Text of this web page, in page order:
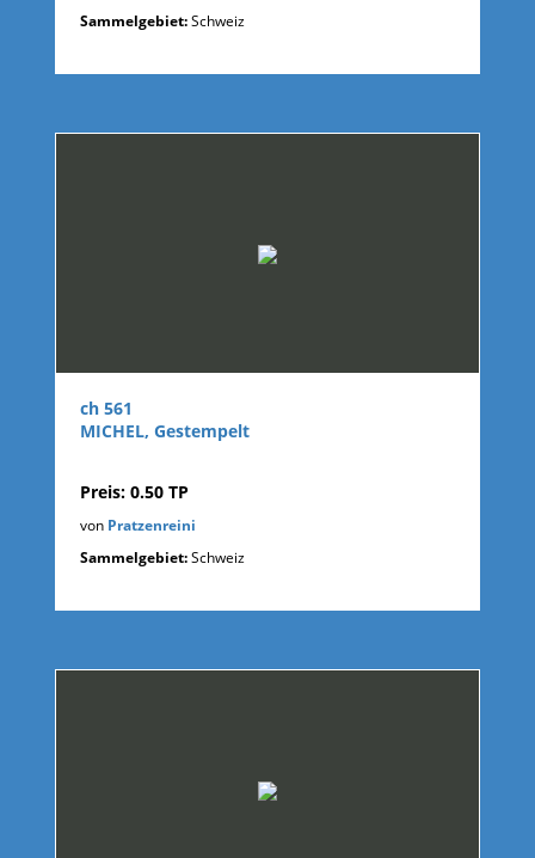
Sammelgebiet:Schweiz
ch 561
MICHEL, Gestempelt
Preis: 0.50 TP
von Pratzenreini
Sammelgebiet:Schweiz